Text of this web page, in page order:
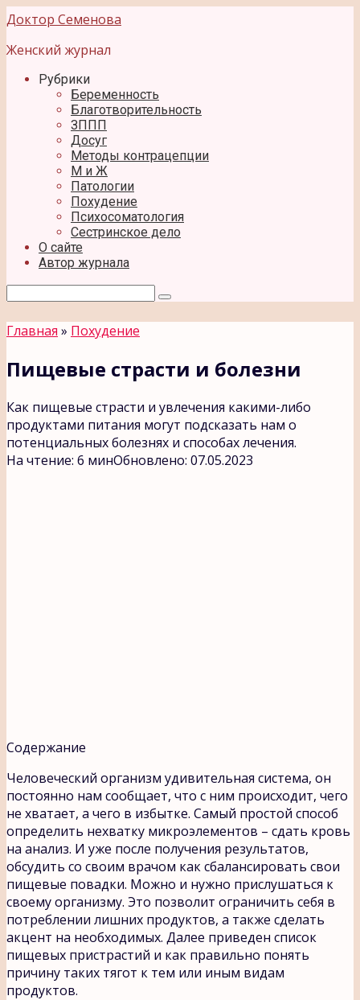
Перейти
к
контенту
Доктор Семенова
Женский журнал
Рубрики
Беременность
Благотворительность
ЗППП
Досуг
Методы контрацепции
М и Ж
Патологии
Похудение
Психосоматология
Сестринское дело
О сайте
Автор журнала
Поиск:
Главная » Похудение
Пищевые страсти и болезни
Как пищевые страсти и увлечения какими-либо
продуктами питания могут подсказать нам о
потенциальных болезнях и способах лечения.
На чтение: 6 минОбновлено: 07.05.2023
Содержание
Человеческий организм удивительная система, он
постоянно нам сообщает, что с ним происходит, чего
не хватает, а чего в избытке. Самый простой способ
определить нехватку микроэлементов – сдать кровь
на анализ. И уже после получения результатов,
обсудить со своим врачом как сбалансировать свои
пищевые повадки. Можно и нужно прислушаться к
своему организму. Это позволит ограничить себя в
потреблении лишних продуктов, а также сделать
акцент на необходимых. Далее приведен список
пищевых пристрастий и как правильно понять
причину таких тягот к тем или иным видам
продуктов.